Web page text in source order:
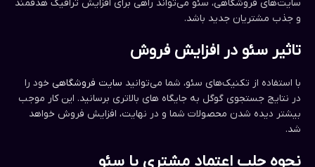
سایت‌های فروشگاهی، سئو می‌تواند راهی برای افزایش ترافیک هدفمند
و جذب مشتریان جدید باشد.
تاثیر سئو در افزایش فروش
با استفاده از تکنیک‌های سئو، شما می‌توانید سایت فروشگاهی خود را
در نتایج جستجوی گوگل به جایگاه های بالاتری برسانید. این کار موجب
بیشتر دیده شدن محصولات شما و در نهایت، افزایش فروش خواهد
شد.
نحوه جلب اعتماد مشتری با سئو